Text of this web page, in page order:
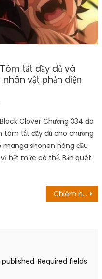
tắt đầy đủ và
vật phản diện
Clover Chương 334 đã
tóm tắt đầy đủ cho chương
manga shonen hàng đầu
hết mức có thể. Bản quét
Chiêm ngưỡng bộ cosplay Vi và Caitlyn trong Arcane với thần thái đỉnh cao như bản gốc
Required fields